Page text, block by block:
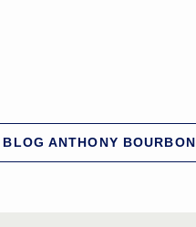
ANTHONY BOURBON